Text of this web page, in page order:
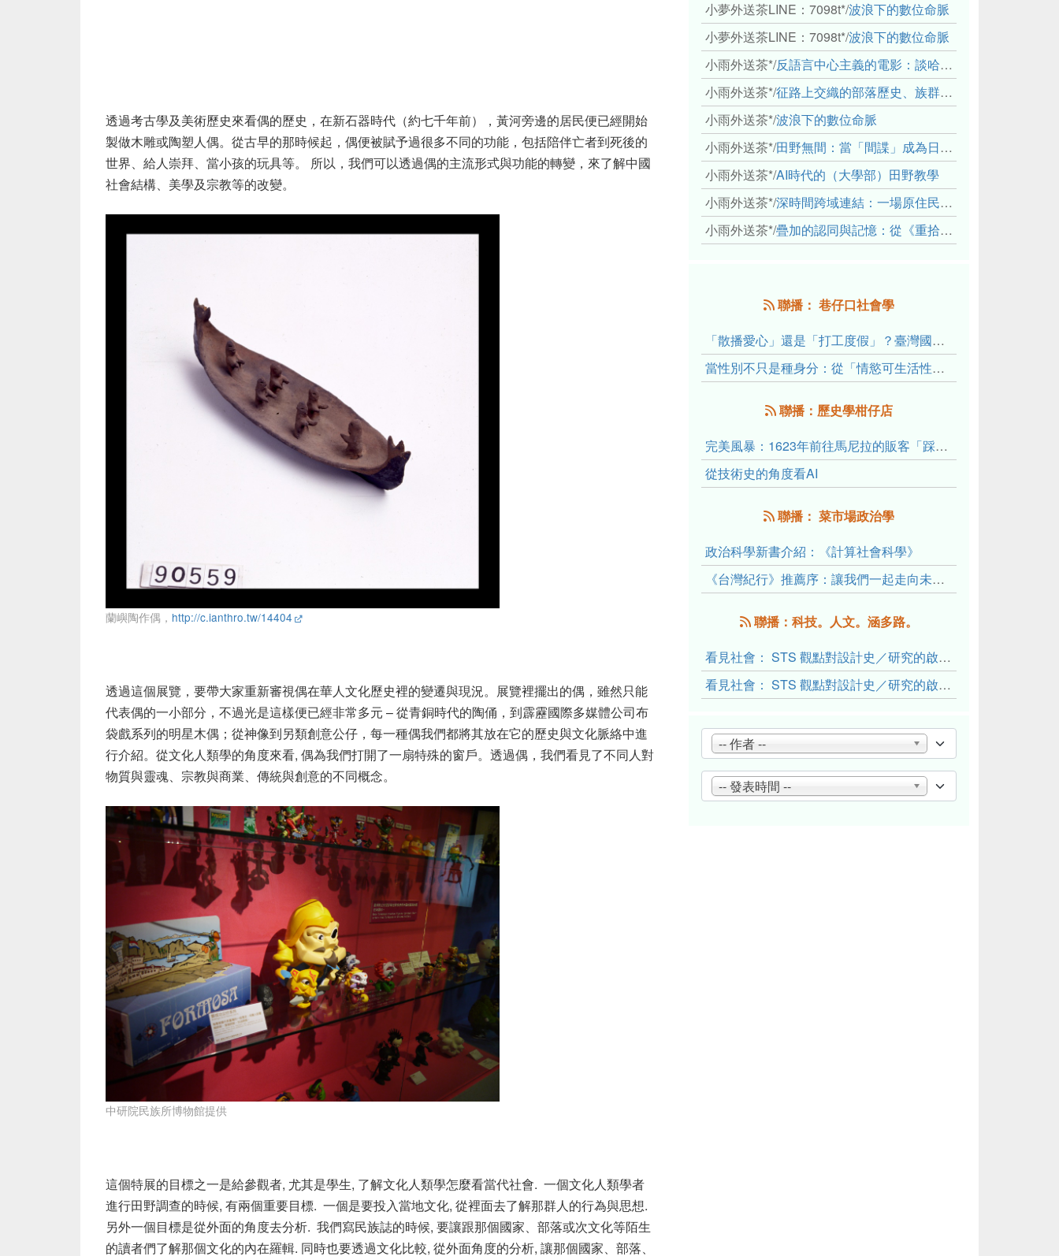
透過考古學及美術歷史來看偶的歷史，在新石器時代（約七千年前），黃河旁邊的居民便已經開始
製做木雕或陶塑人偶。從古早的那時候起，偶便被賦予過很多不同的功能，包括陪伴亡者到死後的
世界、給人崇拜、當小孩的玩具等。 所以，我們可以透過偶的主流形式與功能的轉變，來了解中國
社會結構、美學及宗教等的改變。
蘭嶼陶作偶， http://c.ianthro.tw/14404
透過這個展覽，要帶大家重新審視偶在華人文化歷史裡的變遷與現況。展覽裡擺出的偶，雖然只能
代表偶的一小部分，不過光是這樣便已經非常多元 – 從青銅時代的陶俑，到霹靂國際多媒體公司布
袋戲系列的明星木偶；從神像到另類創意公仔，每一種偶我們都將其放在它的歷史與文化脈絡中進
行介紹。從文化人類學的角度來看, 偶為我們打開了一扇特殊的窗戶。透過偶，我們看見了不同人對
物質與靈魂、宗教與商業、傳統與創意的不同概念。
中研院民族所博物館提供
這個特展的目標之一是給參觀者, 尤其是學生, 了解文化人類學怎麼看當代社會. 一個文化人類學者
進行田野調查的時候, 有兩個重要目標. 一個是要投入當地文化, 從裡面去了解那群人的行為與思想.
另外一個目標是從外面的角度去分析. 我們寫民族誌的時候, 要讓跟那個國家、部落或次文化等陌生
的讀者們了解那個文化的內在羅輯. 同時也要透過文化比較, 從外面角度的分析, 讓那個國家、部落、
小夢外送茶LINE：7098t*/波浪下的數位命脈
小夢外送茶LINE：7098t*/波浪下的數位命脈
小雨外送茶*/反語言中心主義的電影：談哈佛感官民族誌實驗室
小雨外送茶*/征路上交織的部落歷史、族群與國家邊界敘事： 《路有多長》、《高砂的翅膀》、《檔案／李光輝》
小雨外送茶*/波浪下的數位命脈
小雨外送茶*/田野無間：當「間諜」成為日常，信任角力下的情感伏流
小雨外送茶*/AI時代的（大學部）田野教學
小雨外送茶*/深時間跨域連結：一場原住民地熱會議的初步觀察
小雨外送茶*/疊加的認同與記憶：從《重拾時間的山語》探討「我們的」立場性(positionality)
聯播： 巷仔口社會學
「散播愛心」還是「打工度假」？臺灣國內與跨國捐卵的利他修辭、金錢動機與身體代價
當性別不只是種身分：從「情慾可生活性」理解跨性別者的身體、慾望與認同探索
聯播：歷史學柑仔店
完美風暴：1623年前往馬尼拉的販客「踩線團」怎麼會困死於澎湖?
從技術史的角度看AI
聯播： 菜市場政治學
政治科學新書介紹：《計算社會科學》
《台灣紀行》推薦序：讓我們一起走向未來文明的備忘錄
聯播：科技。人文。涵多路。
看見社會： STS 觀點對設計史／研究的啟發與反思（下）
看見社會： STS 觀點對設計史／研究的啟發與反思（上）
-- 作者 --
-- 發表時間 --